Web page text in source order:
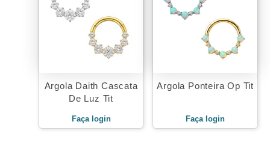
Argola Daith Cascata
De Luz Tit
Faça login
Argola Ponteira Op Tit
Faça login